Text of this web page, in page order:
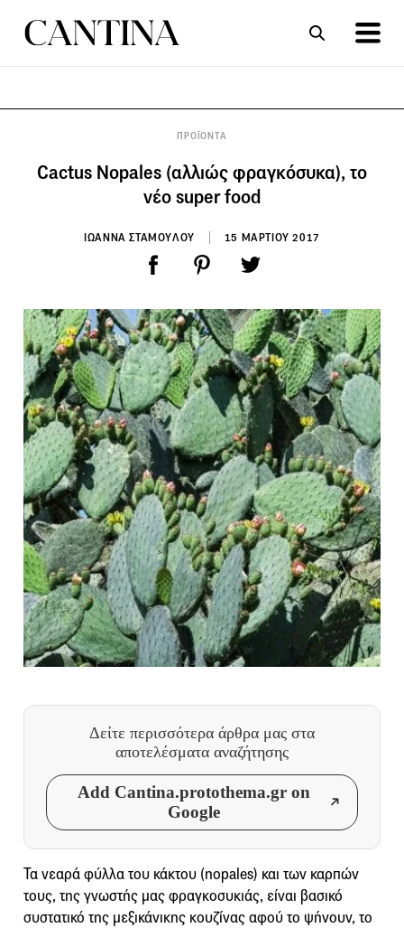
ΠΡΟΪΟΝΤΑ
Cactus Nopales (αλλιώς φραγκόσυκα), το
νέο super food
ΙΩΑΝΝΑ ΣΤΑΜΟΥΛΟΥ 15 ΜΑΡΤΙΟΥ 2017
Δείτε περισσότερα άρθρα μας στα
αποτελέσματα αναζήτησης
Add Cantina.protothema.gr on
Google
Τα νεαρά φύλλα του κάκτου (nopales) και των καρπών
τους, της γνωστής μας φραγκοσυκιάς, είναι βασικό
συστατικό της μεξικάνικης κουζίνας αφού το ψήνουν, το